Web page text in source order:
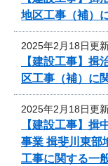
地区工事（補）
2025年2月18日更
【建設工事】揖
区工事（補）に
2025年2月18日更
【建設工事】揖
事業 揖斐川東部
工事に関する一